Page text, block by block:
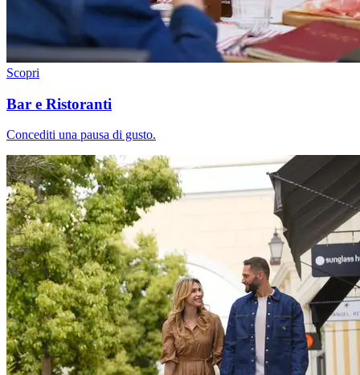
Scopri
Bar e Ristoranti
Concediti una pausa di gusto.